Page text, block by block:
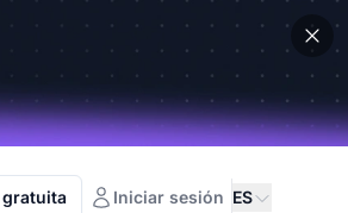
gratuita Iniciar sesión ES